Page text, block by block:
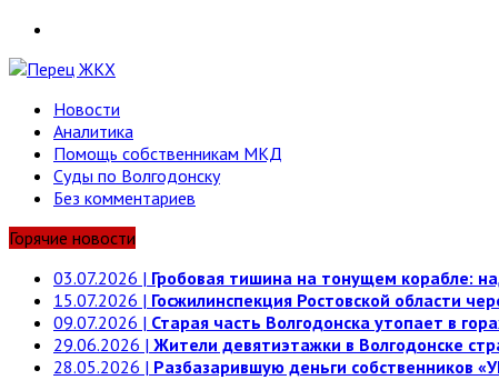
Новости
Аналитика
Помощь собственникам МКД
Суды по Волгодонску
Без комментариев
Горячие новости
03.07.2026 | Гробовая тишина на тонущем корабле:
15.07.2026 | Госжилинспекция Ростовской области
09.07.2026 | Старая часть Волгодонска утопает в
29.06.2026 | Жители девятиэтажки в Волгодонске
28.05.2026 | Разбазарившую деньги собственников